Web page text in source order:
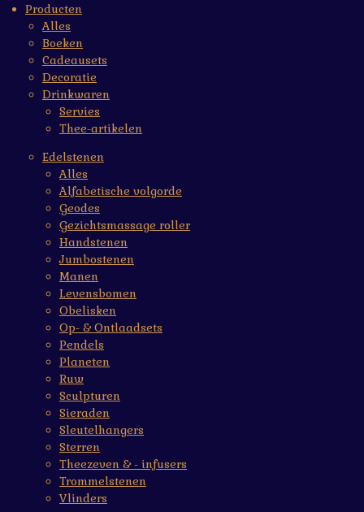
Producten
Alles
Boeken
Cadeausets
Decoratie
Drinkwaren
Servies
Thee-artikelen
Edelstenen
Alles
Alfabetische volgorde
Geodes
Gezichtsmassage roller
Handstenen
Jumbostenen
Manen
Levensbomen
Obelisken
Op- & Ontlaadsets
Pendels
Planeten
Ruw
Sculpturen
Sieraden
Sleutelhangers
Sterren
Theezeven & - infusers
Trommelstenen
Vlinders